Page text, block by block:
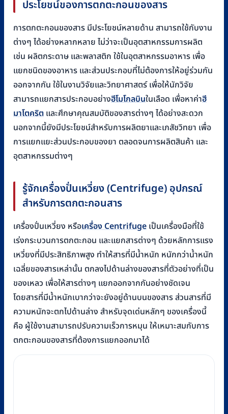
ประโยชน์ของการตกตะกอนของสาร
การตกตะกอนของสาร มีประโยชน์หลายด้าน สามารถใช้กับงาน
ต่างๆ ได้อย่างหลากหลาย ไม่ว่าจะเป็นอุตสาหกรรมการผลิต
เช่น ผลิตกระดาษ และพลาสติก ใช้ในอุตสาหกรรมอาหาร เพื่อ
แยกชนิดของอาหาร และส่วนประกอบที่ไม่ต้องการให้อยู่ร่วมกัน
ออกจากกัน ใช้ในงานวิจัยและวิทยาศาสตร์ เพื่อให้นักวิจัย
สามารถแยกสารประกอบอย่างฮีโมโกลบินในเลือด เพื่อหาค่าฮี
มาโตคริต และศึกษาคุณสมบัติของสารต่างๆ ได้อย่างสะดวก
นอกจากนี้ยังมีประโยชน์สำหรับการผลิตยาและเภสัชวิทยา เพื่อ
การแยกแยะส่วนประกอบของยา ตลอดจนการผลิตสินค้า และ
อุตสาหกรรมต่างๆ
รู้จักเครื่องปั่นเหวี่ยง (Centrifuge) อุปกรณ์
สำหรับการตกตะกอนสาร
เครื่องปั่นเหวี่ยง หรือเครื่อง Centrifuge เป็นเครื่องมือที่ใช้
เร่งกระบวนการตกตะกอน และแยกสารต่างๆ ด้วยหลักการแรง
เหวี่ยงที่มีประสิทธิภาพสูง ทำให้สารที่มีน้ำหนัก หนักกว่าน้ำหนัก
เฉลี่ยของสารเหล่านั้น ตกลงไปด้านล่างของสารที่ตัวอย่างที่เป็น
ของเหลว เพื่อให้สารต่างๆ แยกออกจากกันอย่างชัดเจน
โดยสารที่มีน้ำหนักเบากว่าจะยังอยู่ด้านบนของสาร ส่วนสารที่มี
ความหนักจะตกไปด้านล่าง สำหรับจุดเด่นหลักๆ ของเครื่องนี้
คือ ผู้ใช้งานสามารถปรับความเร็วการหมุน ให้เหมาะสมกับการ
ตกตะกอนของสารที่ต้องการแยกออกมาได้